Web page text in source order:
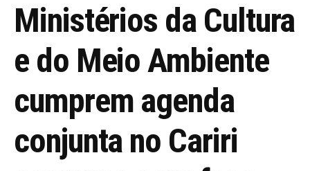
Ministérios da Cultura
e do Meio Ambiente
cumprem agenda
conjunta no Cariri